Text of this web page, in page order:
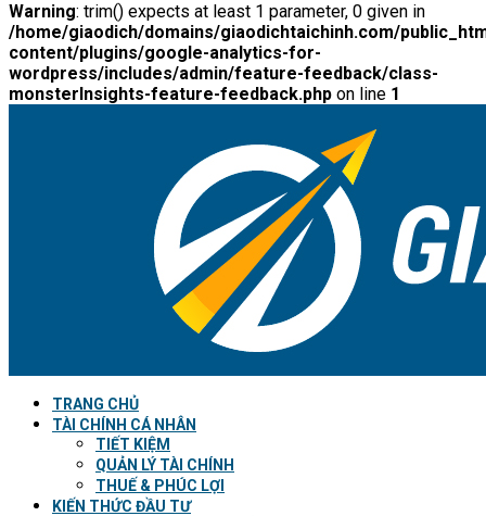
Warning: trim() expects at least 1 parameter, 0 given in
/home/giaodich/domains/giaodichtaichinh.com/
content/plugins/google-analytics-for-
wordpress/includes/admin/feature-feedback/class-
monsterInsights-feature-feedback.php on line 1
TRANG CHỦ
TÀI CHÍNH CÁ NHÂN
TIẾT KIỆM
QUẢN LÝ TÀI CHÍNH
THUẾ & PHÚC LỢI
KIẾN THỨC ĐẦU TƯ